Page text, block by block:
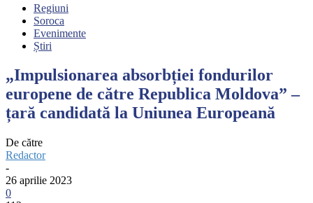
Regiuni
Soroca
Evenimente
Știri
„Impulsionarea absorbției fondurilor
europene de către Republica Moldova” –
țară candidată la Uniunea Europeană
De către
Redactor
-
26 aprilie 2023
0